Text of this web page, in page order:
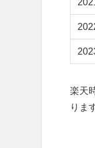
楽天
りま